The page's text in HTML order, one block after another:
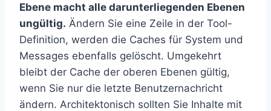
Ebene macht alle darunterliegenden Ebenen
ungültig. Ändern Sie eine Zeile in der Tool-
Definition, werden die Caches für System und
Messages ebenfalls gelöscht. Umgekehrt
bleibt der Cache der oberen Ebenen gültig,
wenn Sie nur die letzte Benutzernachricht
ändern. Architektonisch sollten Sie Inhalte mit